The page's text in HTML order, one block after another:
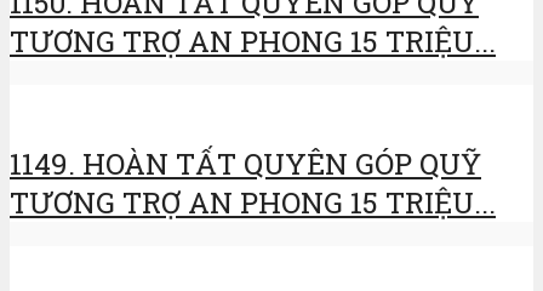
TƯƠNG TRỢ AN PHONG 15 TRIỆU...
1149. HOÀN TẤT QUYÊN GÓP QUỸ
TƯƠNG TRỢ AN PHONG 15 TRIỆU...